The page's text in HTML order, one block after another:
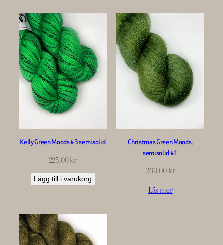
Kelly Green Moods #3 semisolid
225,00kr
Lägg till i varukorg
Christmas Green Moods,
semisolid #1
260,00kr
Läs mer